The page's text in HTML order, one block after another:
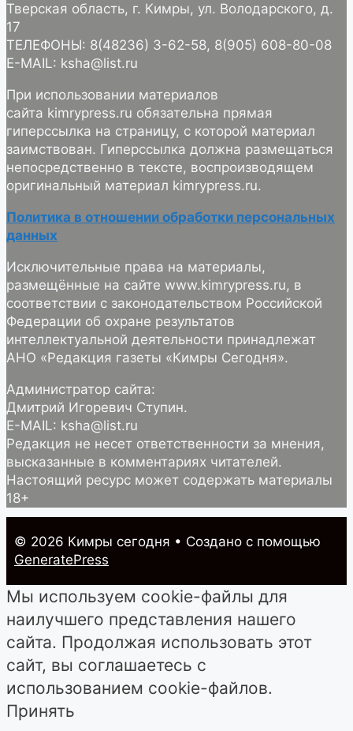
Тверская область, г. Кимры, ул. Володарского, д.
17
ТЕЛЕФОНЫ: 8(48236) 3-62-58, 8(905) 608-80-08
E-MAIL: ksha@list.ru
При использовании материалов
сайта kimrypress.ru обязательна прямая
гиперссылка на страницу, с которой материал
заимствован. Гиперссылка должна размещаться
непосредственно в тексте, воспроизводящем
оригинальный материал kimrypress.ru.
Политика в отношении обработки персональных
данных
Исключительные права на материалы,
размещённые на сайте www.kimrypress.ru, в
соответствии с законодательством Российской
Федерации об охране результатов
интеллектуальной деятельности принадлежат
АНО «Редакция газеты «Кимры Сегодня».
Администратор сайта:
Дмитрий Игоревич Ступин.
E-MAIL: ksha@list.ru
Редакция не несет ответственности за мнения,
высказанные в комментариях читателей.
Настоящий ресурс может содержать материалы
18+
© 2026 Кимры cегодня • Создано с помощью
GeneratePress
Мы используем cookie-файлы для
наилучшего представления нашего
сайта. Продолжая использовать этот
сайт, вы соглашаетесь с
использованием cookie-файлов.
Принять